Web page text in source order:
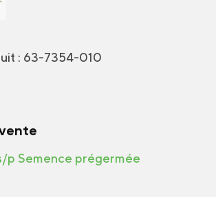
: 63-7354-010
p Semence prégermée